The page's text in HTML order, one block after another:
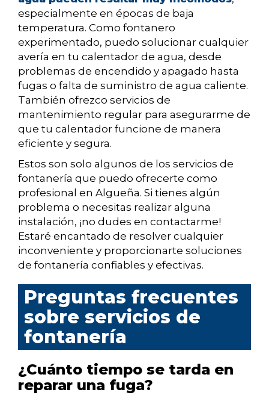
especialmente en épocas de baja
temperatura. Como fontanero
experimentado, puedo solucionar cualquier
avería en tu calentador de agua, desde
problemas de encendido y apagado hasta
fugas o falta de suministro de agua caliente.
También ofrezco servicios de
mantenimiento regular para asegurarme de
que tu calentador funcione de manera
eficiente y segura.
Estos son solo algunos de los servicios de
fontanería que puedo ofrecerte como
profesional en Algueña. Si tienes algún
problema o necesitas realizar alguna
instalación, ¡no dudes en contactarme!
Estaré encantado de resolver cualquier
inconveniente y proporcionarte soluciones
de fontanería confiables y efectivas.
Preguntas frecuentes
sobre servicios de
fontanería
¿Cuánto tiempo se tarda en
reparar una fuga?